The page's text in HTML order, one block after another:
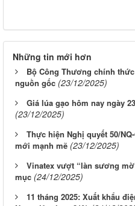
Những tin mới hơn
Bộ Công Thương chính
nguồn gốc (23/12/2025)
Giá lúa gạo hôm nay ngày
(23/12/2025)
Thực hiện Nghị quyết 50/
mới mạnh mẽ (23/12/2025)
Vinatex vượt “làn sương
mục (24/12/2025)
11 tháng 2025: Xuất khẩu